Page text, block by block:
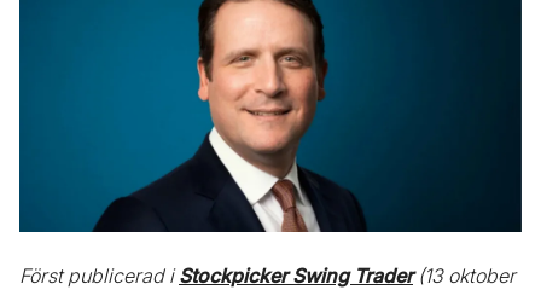
Först publicerad iStockpicker Swing Trader(13 oktober